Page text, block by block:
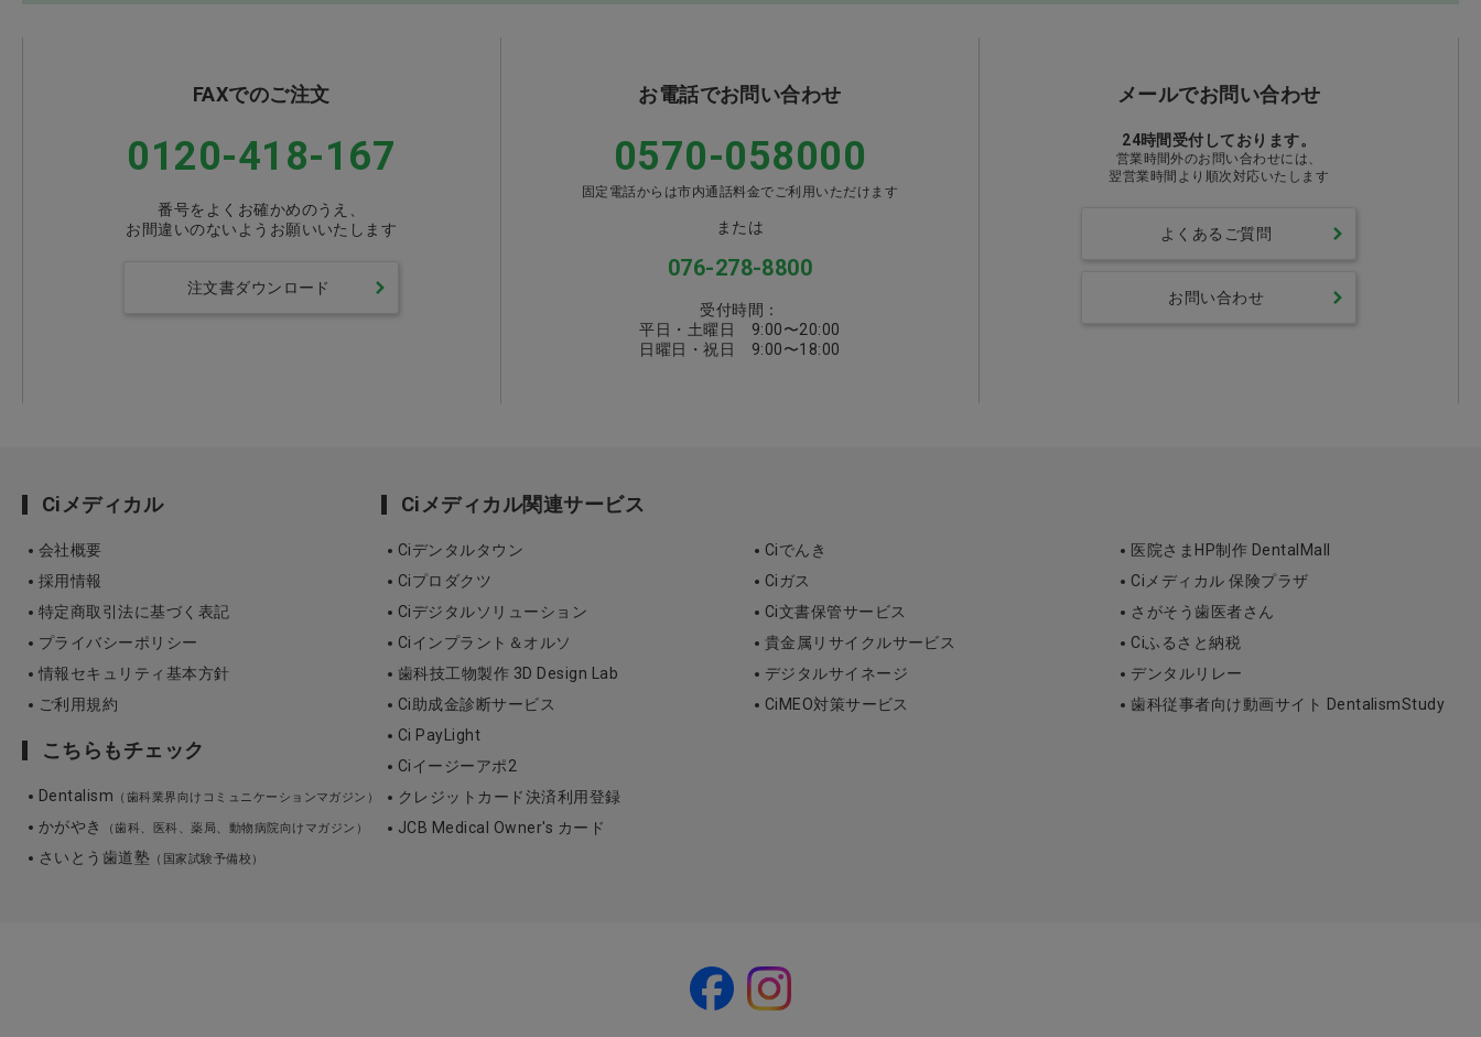
FAXでのご注文
0120-418-167
番号をよくお確かめのうえ、
お間違いのないようお願いいたします
注文書ダウンロード
お電話でお問い合わせ
0570-058000
固定電話からは市内通話料金でご利用いただけます
または
076-278-8800
受付時間：
平日・土曜日 9:00〜20:00
日曜日・祝日 9:00〜18:00
メールでお問い合わせ
24時間受付しております。
営業時間外のお問い合わせには、
翌営業時間より順次対応いたします
よくあるご質問
お問い合わせ
Ciメディカル
会社概要
採用情報
特定商取引法に基づく表記
プライバシーポリシー
情報セキュリティ基本方針
ご利用規約
こちらもチェック
Dentalism （歯科業界向けコミュニケーションマガジン）
かがやき （歯科、医科、薬局、動物病院向けマガジン）
さいとう歯道塾 （国家試験予備校）
Ciメディカル関連サービス
Ciデンタルタウン
Ciプロダクツ
Ciデジタルソリューション
Ciインプラント＆オルソ
歯科技工物製作 3D Design Lab
Ci助成金診断サービス
Ci PayLight
Ciイージーアポ2
クレジットカード決済利用登録
JCB Medical Owner's カード
Ciでんき
Ciガス
Ci文書保管サービス
貴金属リサイクルサービス
デジタルサイネージ
CiMEO対策サービス
医院さまHP制作 DentalMall
Ciメディカル 保険プラザ
さがそう歯医者さん
Ciふるさと納税
デンタルリレー
歯科従事者向け動画サイト DentalismStudy